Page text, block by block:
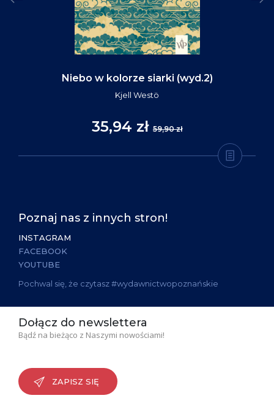
Niebo w kolorze siarki (wyd.2)
Kjell Westö
35,94 zł 59,90 zł
Poznaj nas z innych stron!
INSTAGRAM
FACEBOOK
YOUTUBE
Pochwal się, że czytasz #wydawnictwopoznańskie
Dołącz do newslettera
Bądź na bieżąco z Naszymi nowościami!
ZAPISZ SIĘ